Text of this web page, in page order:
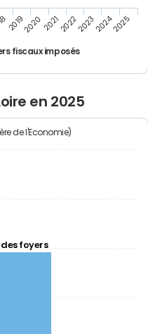
fiscaux imposés
2019202020212022202320242025
en 2025
de l'Economie)
des foyers